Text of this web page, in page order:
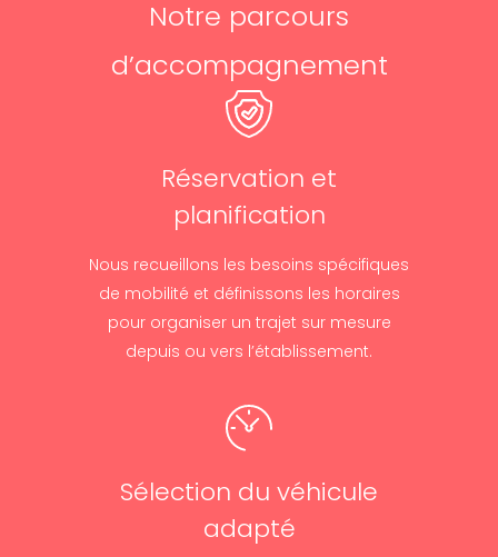
Notre parcours
d’accompagnement
Réservation et
planification
Nous recueillons les besoins spécifiques
de mobilité et définissons les horaires
pour organiser un trajet sur mesure
depuis ou vers l’établissement.
Sélection du véhicule
adapté